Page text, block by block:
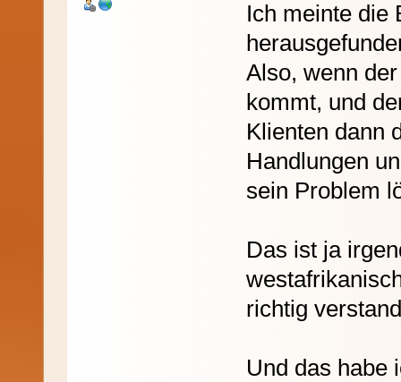
Ich meinte die
Also, wenn
kommt, und
Klienten dann
Handlungen
sein Problem
Das ist ja
richtig
Und das habe